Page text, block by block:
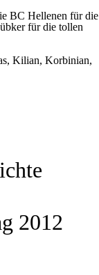
BC Hellenen für die
für die tollen
Kilian, Korbinian,
2012